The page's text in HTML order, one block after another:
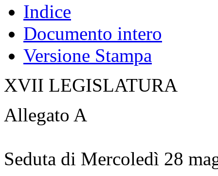
Indice
Documento intero
Versione Stampa
XVII LEGISLATURA
Allegato A
Seduta di Mercoledì 28